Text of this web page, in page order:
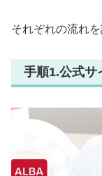
それぞれの流れ
手順1.公式サ